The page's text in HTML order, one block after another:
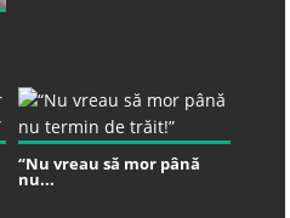
“Nu vreau să mor până
nu...